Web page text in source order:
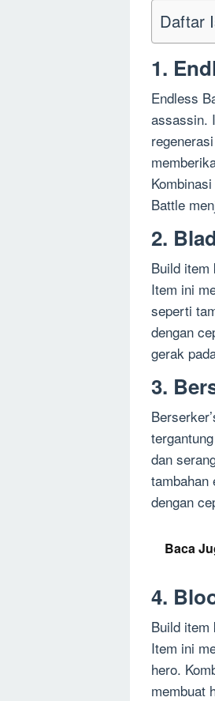
Daftar
1.
Endless
assassin.
Battle
2.
Build item
Item ini
seperti
dengan
gerak
3.
dan
tambahan
dengan
Baca
4.
Build item
Item ini
hero.
membuat